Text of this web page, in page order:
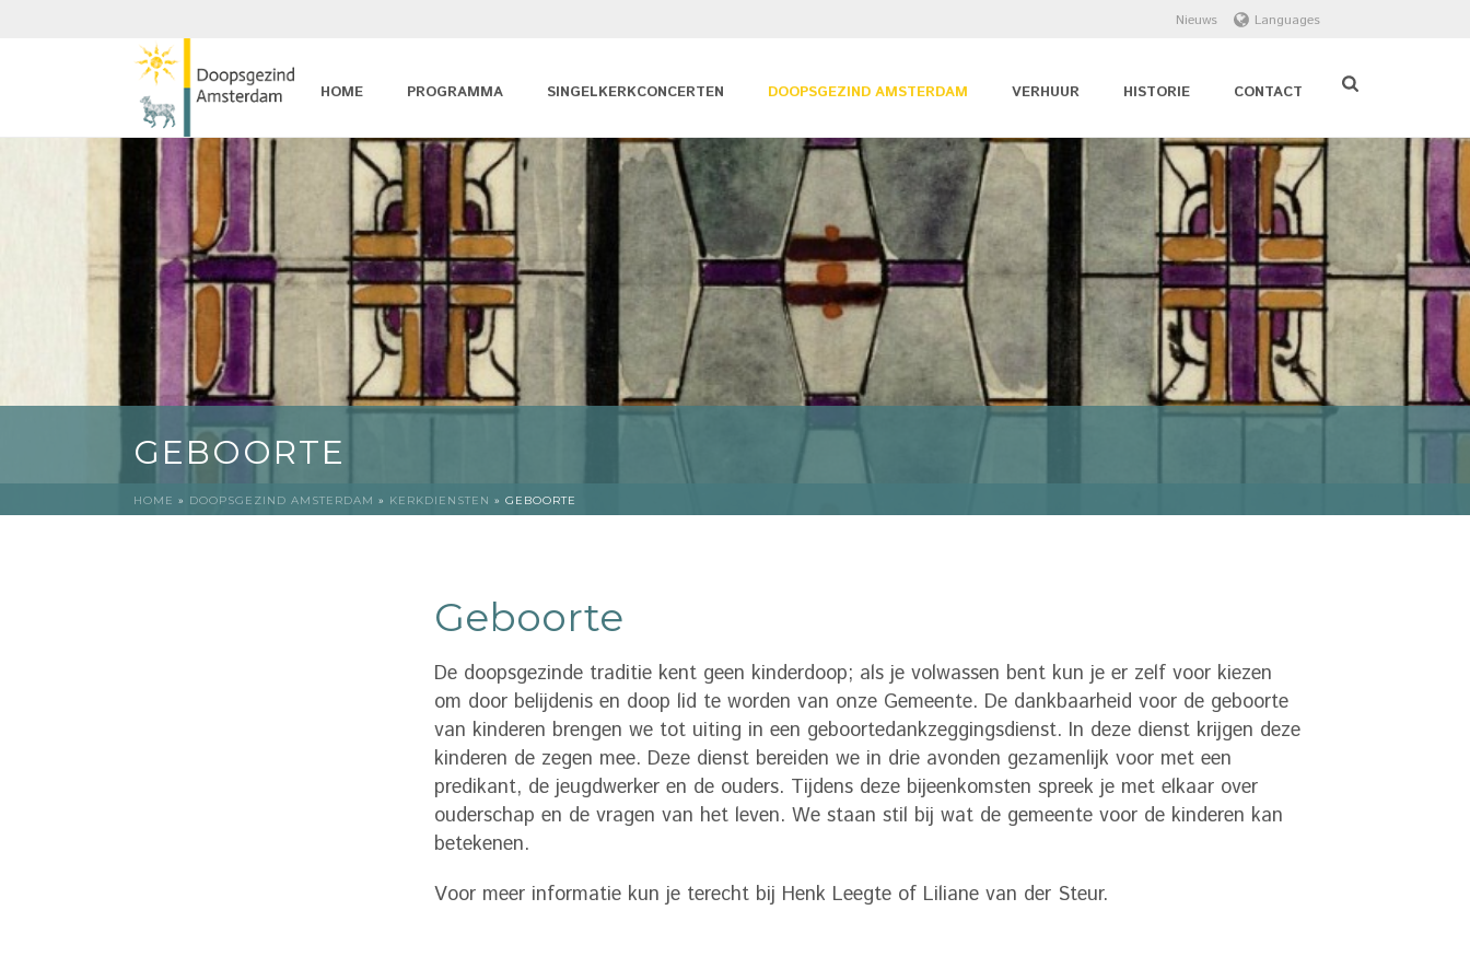
Nieuws Languages
HOME PROGRAMMA SINGELKERKCONCERTEN DOOPSGEZIND AMSTERDAM VERHUUR HISTORIE CONTACT
GEBOORTE
HOME » DOOPSGEZIND AMSTERDAM » KERKDIENSTEN » GEBOORTE
Geboorte
De doopsgezinde traditie kent geen kinderdoop; als je volwassen bent kun je er zelf voor kiezen
om door belijdenis en doop lid te worden van onze Gemeente. De dankbaarheid voor de geboorte
van kinderen brengen we tot uiting in een geboortedankzeggingsdienst. In deze dienst krijgen deze
kinderen de zegen mee. Deze dienst bereiden we in drie avonden gezamenlijk voor met een
predikant, de jeugdwerker en de ouders. Tijdens deze bijeenkomsten spreek je met elkaar over
ouderschap en de vragen van het leven. We staan stil bij wat de gemeente voor de kinderen kan
betekenen.
Voor meer informatie kun je terecht bij Henk Leegte of Liliane van der Steur.